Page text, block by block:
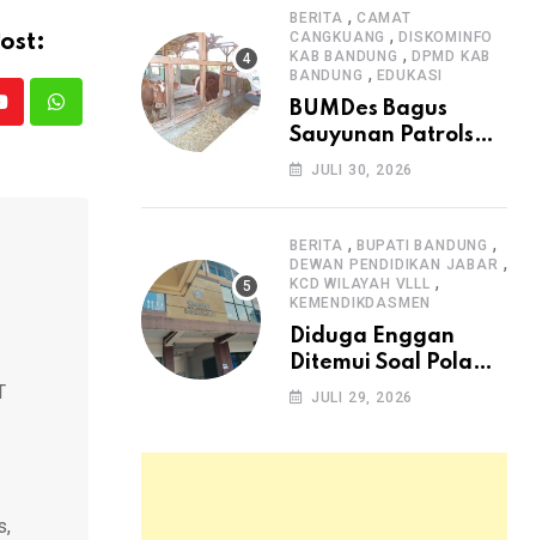
Whatsapp
Antusias
BERITA , CAMAT
CANGKUANG ,DISKOMINFO
KAB BANDUNG , DPMD KAB
BANDUNG , EDUKASI
BUMDes Bagus
Sauyunan Patrolsari
Alokasikan 20
untuk Ketahanan
Pangan Hewani dan
Nabati
JULI 30, 2026
BERITA , BUPATI BANDUNG ,
DEWAN PENDIDIKAN JABAR ,
KCD WILAYAH VLLL ,
KEMENDIKDASMEN
Diduga Enggan
Ditemui Soal Pola
SPMB, Kepsek SMAN
JULI 29, 2026